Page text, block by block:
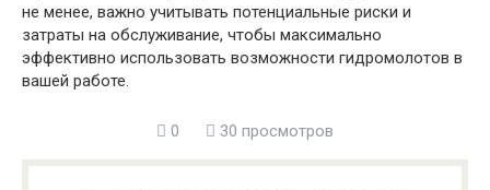
не менее, важно учитывать потенциальные риски и
затраты на обслуживание, чтобы максимально
эффективно использовать возможности гидромолотов в
вашей работе.
0 30 просмотров